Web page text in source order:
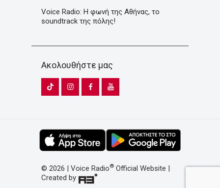
Voice Radio: Η φωνή της Αθήνας, το
soundtrack της πόλης!
Ακολουθήστε μας
© 2026 | Voice Radio® Official Website |
Created by